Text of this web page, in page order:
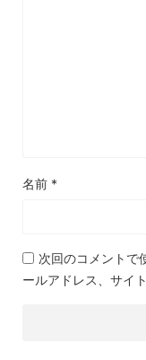
名前 *
次回のコメントで
ールアドレス、サイ